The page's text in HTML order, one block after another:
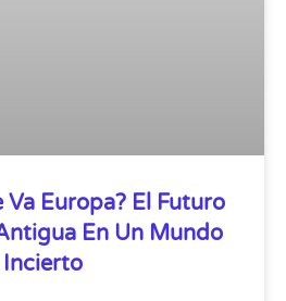
Va Europa? El Futuro
En Un Mundo
Incierto